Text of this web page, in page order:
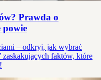
Prawda o
– odkryj, jak wybrać
faktów, które